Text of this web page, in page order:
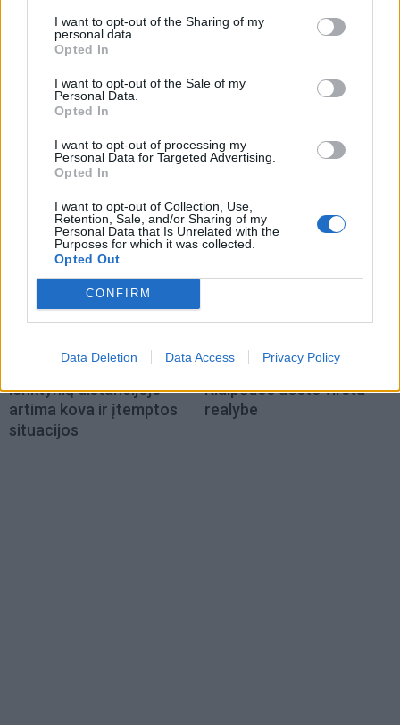
I want to opt-out of the Sharing of my
personal data.
Opted In
I want to opt-out of the Sale of my
Personal Data.
Opted In
I want to opt-out of processing my
Personal Data for Targeted Advertising.
Opted In
I want to opt-out of Collection, Use,
Retention, Sale, and/or Sharing of my
Personal Data that Is Unrelated with the
Purposes for which it was collected.
Opted Out
CONFIRM
Data Deletion Data Access Privacy Policy
Miesto centre - nauja
Jūra
įtampa – aukščiausiame
taške: lyderius skiria vos
„Kuršių marių regatos“
lenktynių distancijoje –
artima kova ir įtemptos
situacijos
Ateities projektai
Klaipėdos uoste virsta
realybe